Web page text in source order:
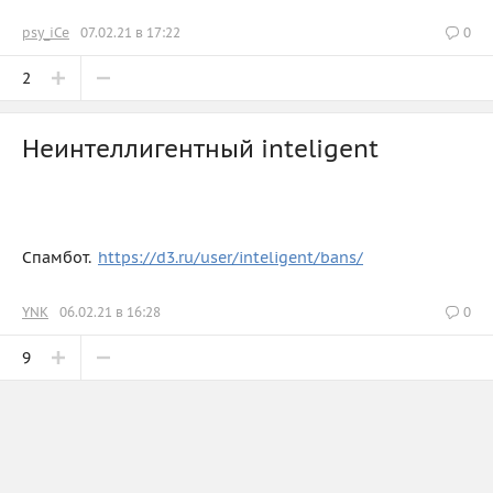
psy_iCe 07.02.21 в 17:22 0
2
Неинтеллигентный inteligent
Спамбот. https://d3.ru/user/inteligent/bans/
YNK 06.02.21 в 16:28 0
9